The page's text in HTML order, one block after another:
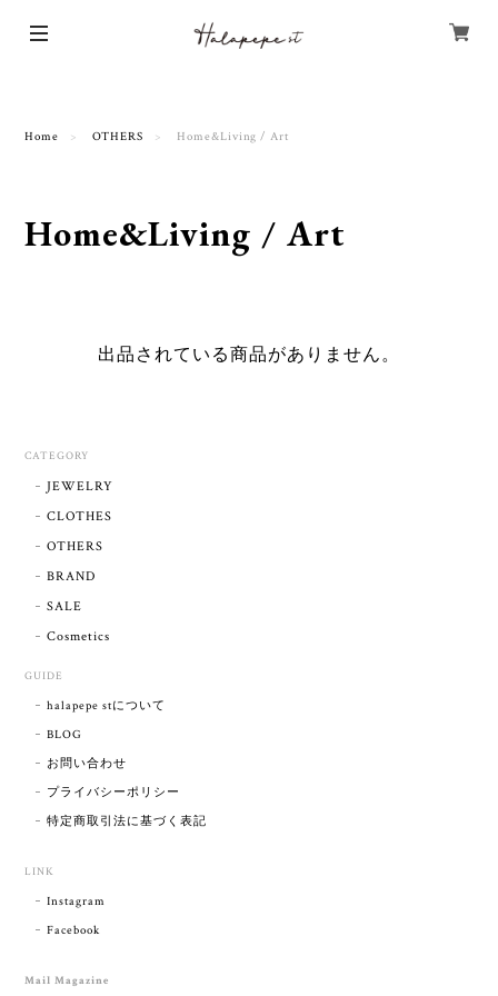
Home OTHERS Home&Living / Art
Home&Living / Art
出品されている商品がありません。
CATEGORY
JEWELRY
CLOTHES
OTHERS
BRAND
SALE
Cosmetics
GUIDE
halapepe stについて
BLOG
お問い合わせ
プライバシーポリシー
特定商取引法に基づく表記
LINK
Instagram
Facebook
Mail Magazine